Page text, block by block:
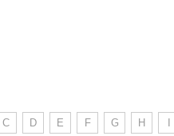
C D E F G H